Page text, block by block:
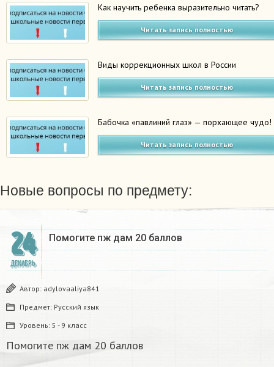
Как научить ребенка выразительно читать?
Читать запись полностью
Виды коррекционных школ в России
Читать запись полностью
Бабочка «павлиний глаз» — порхающее чудо!
Читать запись полностью
Новые вопросы по предмету:
24
ДЕКАБРЬ
Помогите пж дам 20 баллов ​
Автор: adylovaaliya841
Предмет: Русский язык
Уровень: 5 - 9 класс
Помогите пж дам 20 баллов ​